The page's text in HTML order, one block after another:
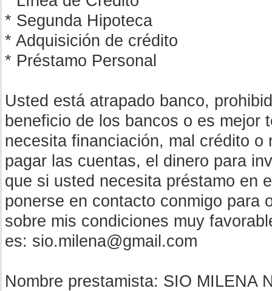
* Segunda Hipoteca
* Adquisición de crédito
* Préstamo Personal
Usted está atrapado banco,
beneficio de los bancos o es mejor
necesita financiación, mal crédito o
pagar las cuentas, el dinero para
que si usted necesita préstamo en
ponerse en contacto conmigo para
sobre mis condiciones muy
es: sio.milena@gmail.com
Nombre prestamista: SIO MILENA